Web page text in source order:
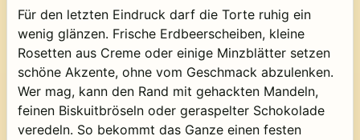
Für den letzten Eindruck darf die Torte ruhig ein
wenig glänzen. Frische Erdbeerscheiben, kleine
Rosetten aus Creme oder einige Minzblätter setzen
schöne Akzente, ohne vom Geschmack abzulenken.
Wer mag, kann den Rand mit gehackten Mandeln,
feinen Biskuitbröseln oder geraspelter Schokolade
veredeln. So bekommt das Ganze einen festen